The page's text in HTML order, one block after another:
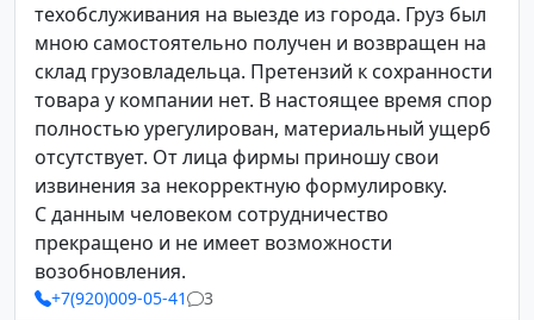
техобслуживания на выезде из города. Груз был
мною самостоятельно получен и возвращен на
склад грузовладельца. Претензий к сохранности
товара у компании нет. В настоящее время спор
полностью урегулирован, материальный ущерб
отсутствует. От лица фирмы приношу свои
извинения за некорректную формулировку.
С данным человеком сотрудничество
прекращено и не имеет возможности
возобновления.
+7(920)009-05-41 3